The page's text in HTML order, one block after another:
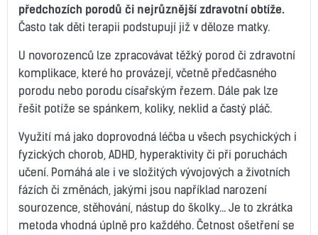
předchozích porodů či nejrůznější zdravotní obtíže.
Často tak děti terapii podstupují již v děloze matky.
U novorozenců lze zpracovávat těžký porod či zdravotní
komplikace, které ho provázejí, včetně předčasného
porodu nebo porodu císařským řezem. Dále pak lze
řešit potíže se spánkem, koliky, neklid a častý pláč.
Využití má jako doprovodná léčba u všech psychických i
fyzických chorob, ADHD, hyperaktivity či při poruchách
učení. Pomáhá ale i ve složitých vývojových a životních
fázích či změnách, jakými jsou například narození
sourozence, stěhování, nástup do školky… Je to zkrátka
metoda vhodná úplně pro každého. Četnost ošetření se